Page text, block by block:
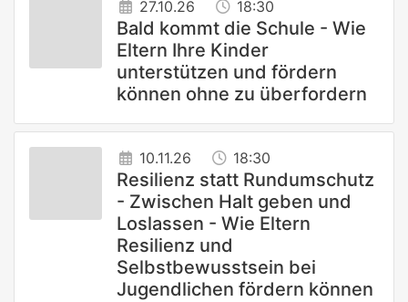
27.10.26 18:30
Bald kommt die Schule - Wie
Eltern Ihre Kinder
unterstützen und fördern
können ohne zu überfordern
10.11.26 18:30
Resilienz statt Rundumschutz
- Zwischen Halt geben und
Loslassen - Wie Eltern
Resilienz und
Selbstbewusstsein bei
Jugendlichen fördern können